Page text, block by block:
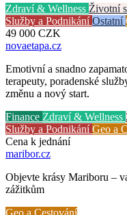
Zdraví & Wellness Životní
Služby a PodnikáníOstatní
49 000 CZK
novaetapa.cz
Emotivní a snadno
terapeuty, poradenské
změnu a nový start.
Finance Zdraví & Wellness
Služby a PodnikáníGeo a
Cena k jednání
maribor.cz
Objevte krásy Mariboru –
zážitkům
Geo a Cestování